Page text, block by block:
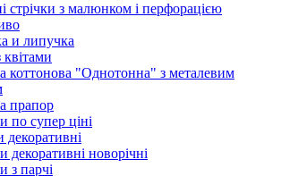
стрічки з малюнком і перфорацією
и липучка
квітами
коттонова "Однотонна" з металевим
прапор
по супер ціні
декоративні
декоративні новорічні
з парчі